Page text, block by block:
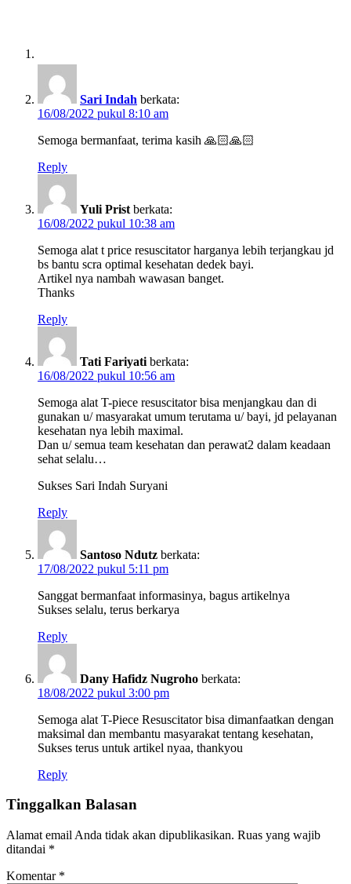
Sari Indah berkata:
16/08/2022 pukul 8:10 am
Semoga bermanfaat, terima kasih 🙏🏻🙏🏻
Reply
Yuli Prist berkata:
16/08/2022 pukul 10:38 am
Semoga alat t price resuscitator harganya lebih terjangkau jd
bs bantu scra optimal kesehatan dedek bayi.
Artikel nya nambah wawasan banget.
Thanks
Reply
Tati Fariyati berkata:
16/08/2022 pukul 10:56 am
Semoga alat T-piece resuscitator bisa menjangkau dan di
gunakan u/ masyarakat umum terutama u/ bayi, jd pelayanan
kesehatan nya lebih maximal.
Dan u/ semua team kesehatan dan perawat2 dalam keadaan
sehat selalu…
Sukses Sari Indah Suryani
Reply
Santoso Ndutz berkata:
17/08/2022 pukul 5:11 pm
Sanggat bermanfaat informasinya, bagus artikelnya
Sukses selalu, terus berkarya
Reply
Dany Hafidz Nugroho berkata:
18/08/2022 pukul 3:00 pm
Semoga alat T-Piece Resuscitator bisa dimanfaatkan dengan
maksimal dan membantu masyarakat tentang kesehatan,
Sukses terus untuk artikel nyaa, thankyou
Reply
Tinggalkan Balasan
Alamat email Anda tidak akan dipublikasikan. Ruas yang wajib
ditandai *
Komentar *